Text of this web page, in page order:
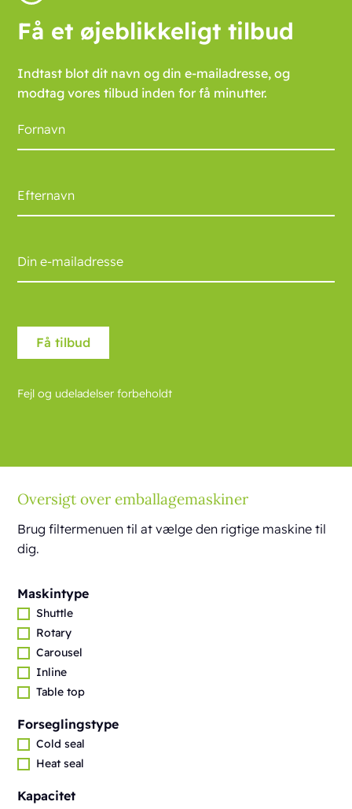
Få et øjeblikkeligt tilbud
Indtast blot dit navn og din e-mailadresse, og
modtag vores tilbud inden for få minutter.
Fejl og udeladelser forbeholdt
Oversigt over emballagemaskiner
Brug filtermenuen til at vælge den rigtige maskine til
dig.
Maskintype
Shuttle
Rotary
Carousel
Inline
Table top
Forseglingstype
Cold seal
Heat seal
Kapacitet